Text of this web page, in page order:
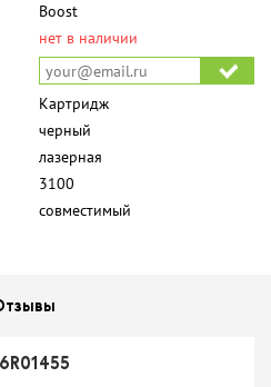
Boost
нет в наличии
Картридж
черный
лазерная
3100
совместимый